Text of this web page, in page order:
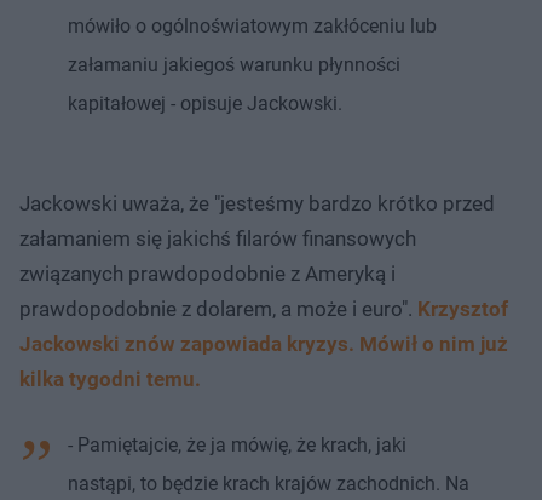
mówiło o ogólnoświatowym zakłóceniu lub
załamaniu jakiegoś warunku płynności
kapitałowej - opisuje Jackowski.
Jackowski uważa, że "jesteśmy bardzo krótko przed
załamaniem się jakichś filarów finansowych
związanych prawdopodobnie z Ameryką i
prawdopodobnie z dolarem, a może i euro". Krzysztof
Jackowski znów zapowiada kryzys. Mówił o nim już
kilka tygodni temu.
- Pamiętajcie, że ja mówię, że krach, jaki
nastąpi, to będzie krach krajów zachodnich. Na